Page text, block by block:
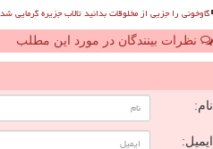
گاوخونی را جزیی از مخلوقات بدانید تالاب جزیره گرمایی شد
نظرات بینندگان در مورد این مطلب
نام:
ایمیل: